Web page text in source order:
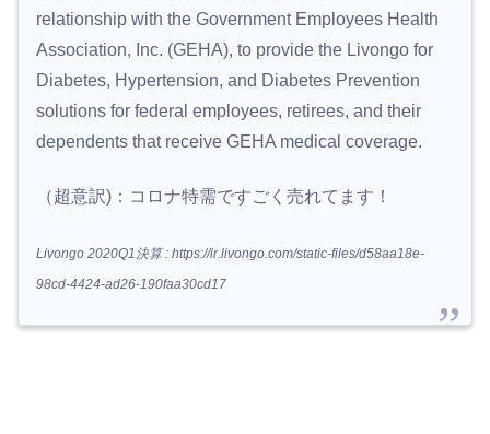
relationship with the Government Employees Health
Association, Inc. (GEHA), to provide the Livongo for
Diabetes, Hypertension, and Diabetes Prevention
solutions for federal employees, retirees, and their
dependents that receive GEHA medical coverage.
（超意訳)：コロナ特需ですごく売れてます！
Livongo 2020Q1決算 : https://ir.livongo.com/static-files/d58aa18e-
98cd-4424-ad26-190faa30cd17